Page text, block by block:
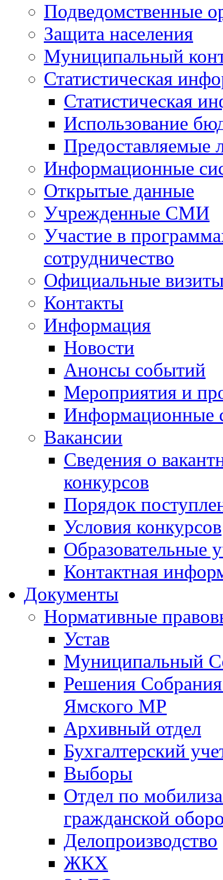
Подведомственные
Защита населения
Муниципальный
Статистическая
Статистическая
Использование
Предоставляемые
Информационные
Открытые данные
Учрежденные СМИ
Участие в
сотрудничество
Официальные
Контакты
Информация
Новости
Анонсы событий
Мероприятия и
Информационные
Вакансии
Сведения о
конкурсов
Порядок
Условия конкурсов
Образовательные
Контактная
Документы
Нормативные
Устав
Муниципальный
Решения
Ямского МР
Архивный отдел
Бухгалтерский
Выборы
Отдел по
гражданской
Делопроизводство
ЖКХ